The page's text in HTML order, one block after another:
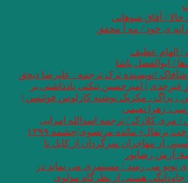
/ آفاق شوهانی
ی خود / مه آ محقق
/ الهام عطیف
/ ابوالفضل پاشا
شافاک ؛نویسنده ترک ترجمه : علیرضا ذیحق
غیرِجدی | امیرحسین تیکنی یادداشتی بر
پاریس ، پراگ ، مکزیک نوشته کارلوس فوئنتس |
زهرا نعیمی
مری کلارک / ترجمه اسدالله امرایی
پرتقال» مائده مرتضوی/چشمه ۱۳۹۹
از مهاجران سرگردان از کابل تا
آرش رضاپور
نونو می رسد ؛ مستمری می نماید در
هستی از نظرگاه مولوی